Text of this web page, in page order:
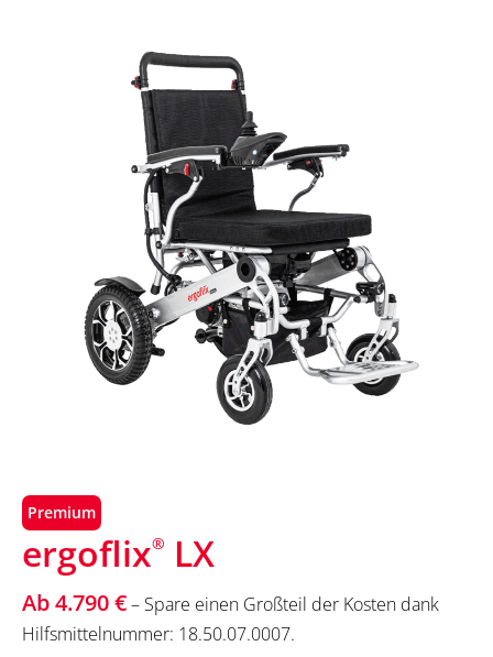
Premium
ergoflix® LX
Ab 4.790 €– Spare einen Großteil der Kosten dank
Hilfsmittelnummer: 18.50.07.0007.